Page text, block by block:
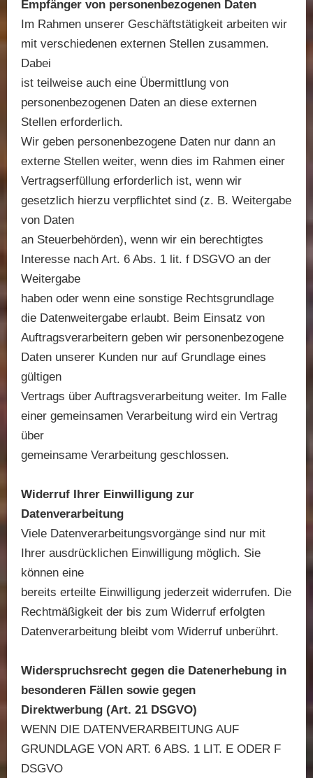
Empfänger von personenbezogenen Daten
Im Rahmen unserer Geschäftstätigkeit arbeiten wir
mit verschiedenen externen Stellen zusammen.
Dabei
ist teilweise auch eine Übermittlung von
personenbezogenen Daten an diese externen
Stellen erforderlich.
Wir geben personenbezogene Daten nur dann an
externe Stellen weiter, wenn dies im Rahmen einer
Vertragserfüllung erforderlich ist, wenn wir
gesetzlich hierzu verpflichtet sind (z. B. Weitergabe
von Daten
an Steuerbehörden), wenn wir ein berechtigtes
Interesse nach Art. 6 Abs. 1 lit. f DSGVO an der
Weitergabe
haben oder wenn eine sonstige Rechtsgrundlage
die Datenweitergabe erlaubt. Beim Einsatz von
Auftragsverarbeitern geben wir personenbezogene
Daten unserer Kunden nur auf Grundlage eines
gültigen
Vertrags über Auftragsverarbeitung weiter. Im Falle
einer gemeinsamen Verarbeitung wird ein Vertrag
über
gemeinsame Verarbeitung geschlossen.
Widerruf Ihrer Einwilligung zur
Datenverarbeitung
Viele Datenverarbeitungsvorgänge sind nur mit
Ihrer ausdrücklichen Einwilligung möglich. Sie
können eine
bereits erteilte Einwilligung jederzeit widerrufen. Die
Rechtmäßigkeit der bis zum Widerruf erfolgten
Datenverarbeitung bleibt vom Widerruf unberührt.
Widerspruchsrecht gegen die Datenerhebung in
besonderen Fällen sowie gegen
Direktwerbung (Art. 21 DSGVO)
WENN DIE DATENVERARBEITUNG AUF
GRUNDLAGE VON ART. 6 ABS. 1 LIT. E ODER F
DSGVO